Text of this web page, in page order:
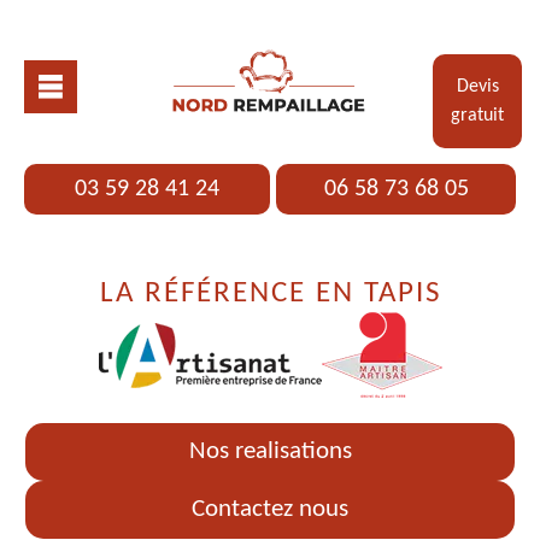
Devis
gratuit
03 59 28 41 24 06 58 73 68 05
LA RÉFÉRENCE EN TAPIS
Nos realisations
Contactez nous